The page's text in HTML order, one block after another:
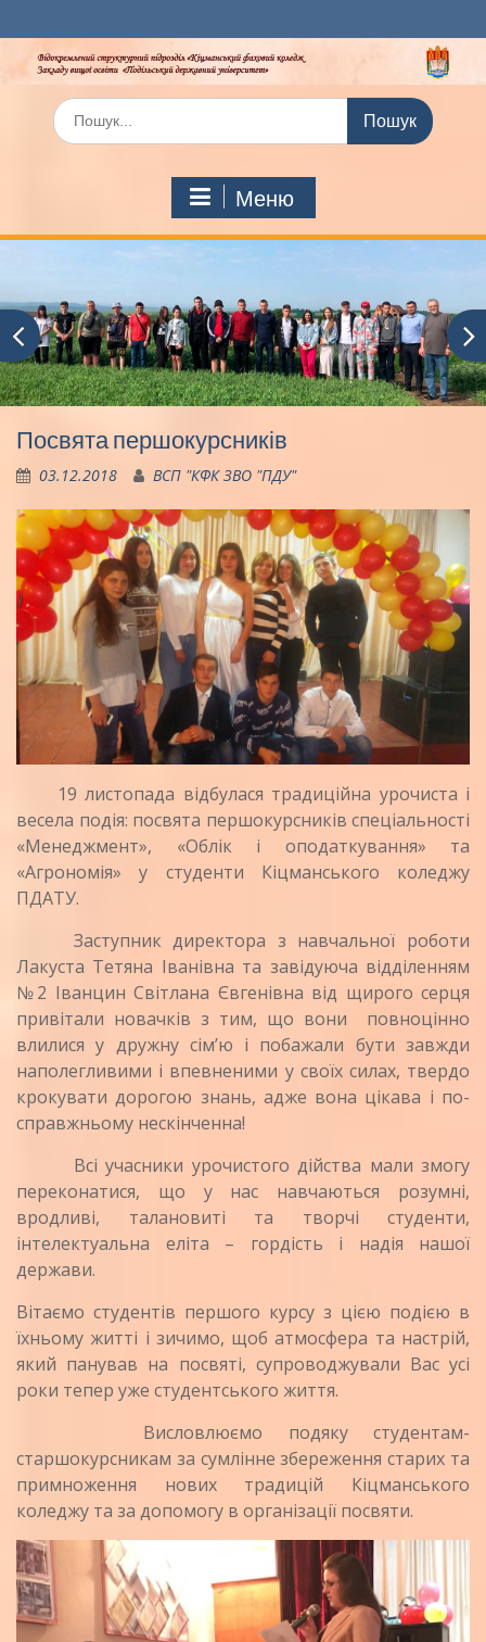
до
вмісту
Шукати:
Меню
Посвята першокурсників
03.12.2018 ВСП "КФК ЗВО "ПДУ"
19 листопада відбулася традиційна урочиста і
весела подія: посвята першокурсників спеціальності
«Менеджмент», «Облік і оподаткування» та
«Агрономія» у студенти Кіцманського коледжу
ПДАТУ.
Заступник директора з навчальної роботи
Лакуста Тетяна Іванівна та завідуюча відділенням
№2 Іванцин Світлана Євгенівна від щирого серця
привітали новачків з тим, що вони повноцінно
влилися у дружну сім’ю і побажали бути завжди
наполегливими і впевненими у своїх силах, твердо
крокувати дорогою знань, адже вона цікава і по-
справжньому нескінченна!
Всі учасники урочистого дійства мали змогу
переконатися, що у нас навчаються розумні,
вродливі, талановиті та творчі студенти,
інтелектуальна еліта – гордість і надія нашої
держави.
Вітаємо студентів першого курсу з цією подією в
їхньому житті і зичимо, щоб атмосфера та настрій,
який панував на посвяті, супроводжували Вас усі
роки тепер уже студентського життя.
Висловлюємо подяку студентам-
старшокурсникам за сумлінне збереження старих та
примноження нових традицій Кіцманського
коледжу та за допомогу в організації посвяти.